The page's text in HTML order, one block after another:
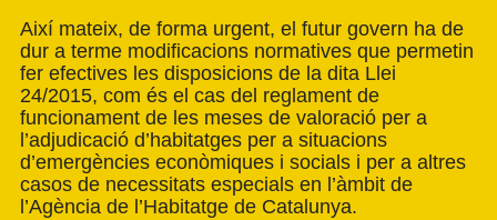
Així mateix, de forma urgent, el futur govern ha de
dur a terme modificacions normatives que permetin
fer efectives les disposicions de la dita Llei
24/2015, com és el cas del reglament de
funcionament de les meses de valoració per a
l’adjudicació d’habitatges per a situacions
d’emergències econòmiques i socials i per a altres
casos de necessitats especials en l’àmbit de
l’Agència de l’Habitatge de Catalunya.